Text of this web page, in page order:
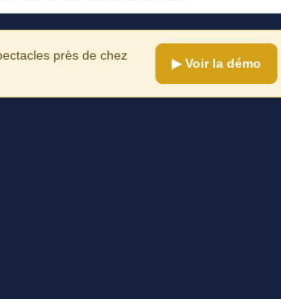
près de chez
▶ Voir la démo